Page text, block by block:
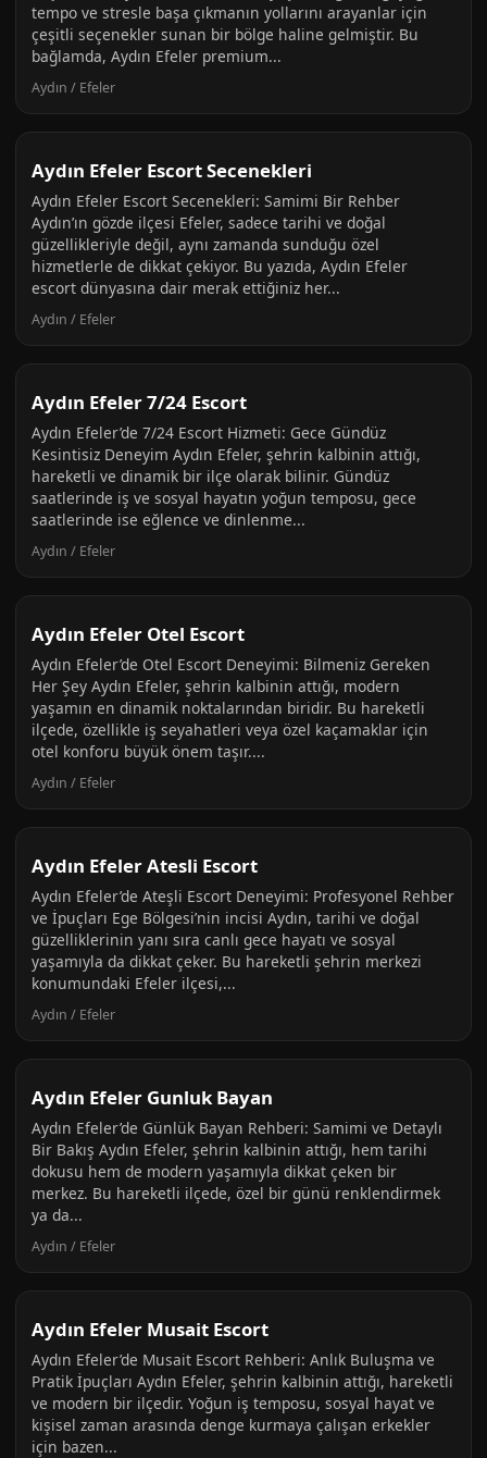
tempo ve stresle başa çıkmanın yollarını arayanlar için
çeşitli seçenekler sunan bir bölge haline gelmiştir. Bu
bağlamda, Aydın Efeler premium...
Aydın / Efeler
Aydın Efeler Escort Secenekleri
Aydın Efeler Escort Secenekleri: Samimi Bir Rehber
Aydın’ın gözde ilçesi Efeler, sadece tarihi ve doğal
güzellikleriyle değil, aynı zamanda sunduğu özel
hizmetlerle de dikkat çekiyor. Bu yazıda, Aydın Efeler
escort dünyasına dair merak ettiğiniz her...
Aydın / Efeler
Aydın Efeler 7/24 Escort
Aydın Efeler’de 7/24 Escort Hizmeti: Gece Gündüz
Kesintisiz Deneyim Aydın Efeler, şehrin kalbinin attığı,
hareketli ve dinamik bir ilçe olarak bilinir. Gündüz
saatlerinde iş ve sosyal hayatın yoğun temposu, gece
saatlerinde ise eğlence ve dinlenme...
Aydın / Efeler
Aydın Efeler Otel Escort
Aydın Efeler’de Otel Escort Deneyimi: Bilmeniz Gereken
Her Şey Aydın Efeler, şehrin kalbinin attığı, modern
yaşamın en dinamik noktalarından biridir. Bu hareketli
ilçede, özellikle iş seyahatleri veya özel kaçamaklar için
otel konforu büyük önem taşır....
Aydın / Efeler
Aydın Efeler Atesli Escort
Aydın Efeler’de Ateşli Escort Deneyimi: Profesyonel Rehber
ve İpuçları Ege Bölgesi’nin incisi Aydın, tarihi ve doğal
güzelliklerinin yanı sıra canlı gece hayatı ve sosyal
yaşamıyla da dikkat çeker. Bu hareketli şehrin merkezi
konumundaki Efeler ilçesi,...
Aydın / Efeler
Aydın Efeler Gunluk Bayan
Aydın Efeler’de Günlük Bayan Rehberi: Samimi ve Detaylı
Bir Bakış Aydın Efeler, şehrin kalbinin attığı, hem tarihi
dokusu hem de modern yaşamıyla dikkat çeken bir
merkez. Bu hareketli ilçede, özel bir günü renklendirmek
ya da...
Aydın / Efeler
Aydın Efeler Musait Escort
Aydın Efeler’de Musait Escort Rehberi: Anlık Buluşma ve
Pratik İpuçları Aydın Efeler, şehrin kalbinin attığı, hareketli
ve modern bir ilçedir. Yoğun iş temposu, sosyal hayat ve
kişisel zaman arasında denge kurmaya çalışan erkekler
için bazen...